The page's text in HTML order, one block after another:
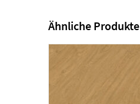
Ähnliche Produkte